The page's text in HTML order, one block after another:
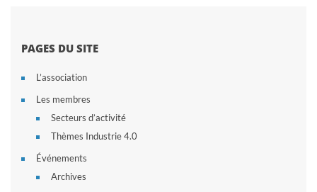
PAGES DU SITE
L’association
Les membres
Secteurs d’activité
Thèmes Industrie 4.0
Événements
Archives